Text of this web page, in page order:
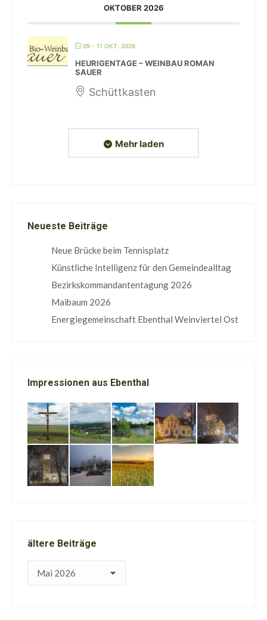
OKTOBER 2026
09 - 11 OKT. 2026
HEURIGENTAGE – WEINBAU ROMAN
SAUER
Schüttkasten
Mehr laden
Neueste Beiträge
Neue Brücke beim Tennisplatz
Künstliche Intelligenz für den Gemeindealltag
Bezirkskommandantentagung 2026
Maibaum 2026
Energiegemeinschaft Ebenthal Weinviertel Ost
Impressionen aus Ebenthal
ältere Beiträge
ältere